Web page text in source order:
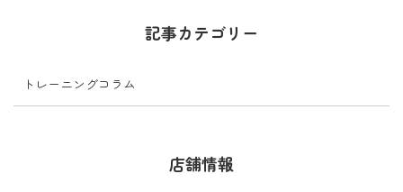
記事カテゴリー
トレーニングコラム
店舗情報